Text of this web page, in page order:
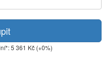
5 361 Kč (+0%)